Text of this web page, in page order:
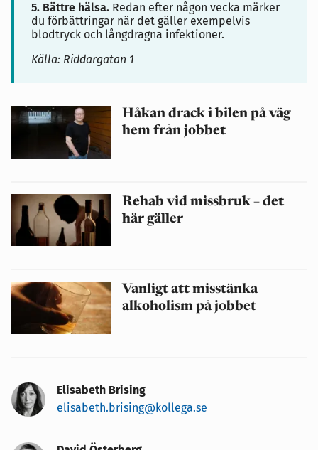
5. Bättre hälsa. Redan efter någon vecka märker
du förbättringar när det gäller exempelvis
blodtryck och långdragna infektioner.
Källa: Riddargatan 1
Håkan drack i bilen på väg
hem från jobbet
Rehab vid missbruk – det
här gäller
Vanligt att misstänka
alkoholism på jobbet
Elisabeth Brising
elisabeth.brising@kollega.se